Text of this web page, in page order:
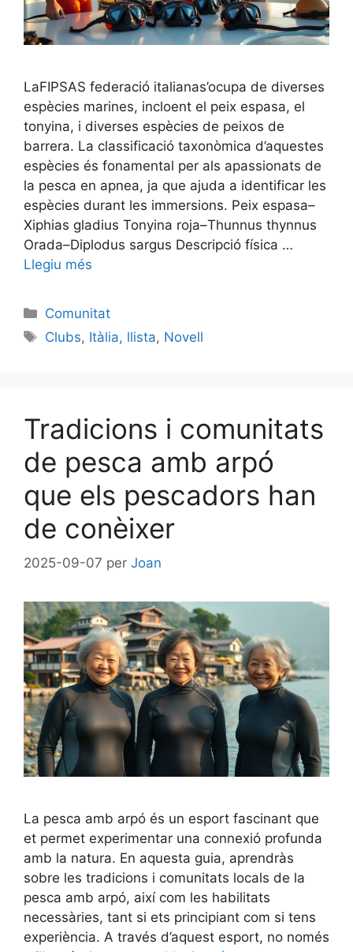
LaFIPSAS federació italianas’ocupa de diverses
espècies marines, incloent el peix espasa, el
tonyina, i diverses espècies de peixos de
barrera. La classificació taxonòmica d’aquestes
espècies és fonamental per als apassionats de
la pesca en apnea, ja que ajuda a identificar les
espècies durant les immersions. Peix espasa–
Xiphias gladius Tonyina roja–Thunnus thynnus
Orada–Diplodus sargus Descripció física …
Llegiu més
Categories
Comunitat
Etiquetes
Clubs, Itàlia, llista, Novell
Tradicions i comunitats
de pesca amb arpó
que els pescadors han
de conèixer
2025-09-07 per Joan
La pesca amb arpó és un esport fascinant que
et permet experimentar una connexió profunda
amb la natura. En aquesta guia, aprendràs
sobre les tradicions i comunitats locals de la
pesca amb arpó, així com les habilitats
necessàries, tant si ets principiant com si tens
experiència. A través d’aquest esport, no només